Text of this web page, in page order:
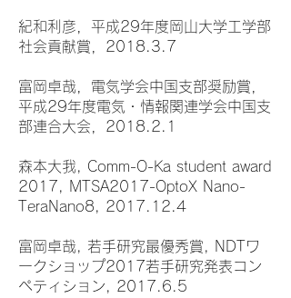
紀和利彦，平成29年度岡山大学工学部
社会貢献賞，2018.3.7
富岡卓哉，電気学会中国支部奨励賞，
平成29年度電気・情報関連学会中国支
部連合大会，2018.2.1
森本大我, Comm-O-Ka student award
2017, MTSA2017-OptoX Nano-
TeraNano8, 2017.12.4
富岡卓哉, 若手研究最優秀賞, NDTワ
ークショップ2017若手研究発表コン
ペティション, 2017.6.5